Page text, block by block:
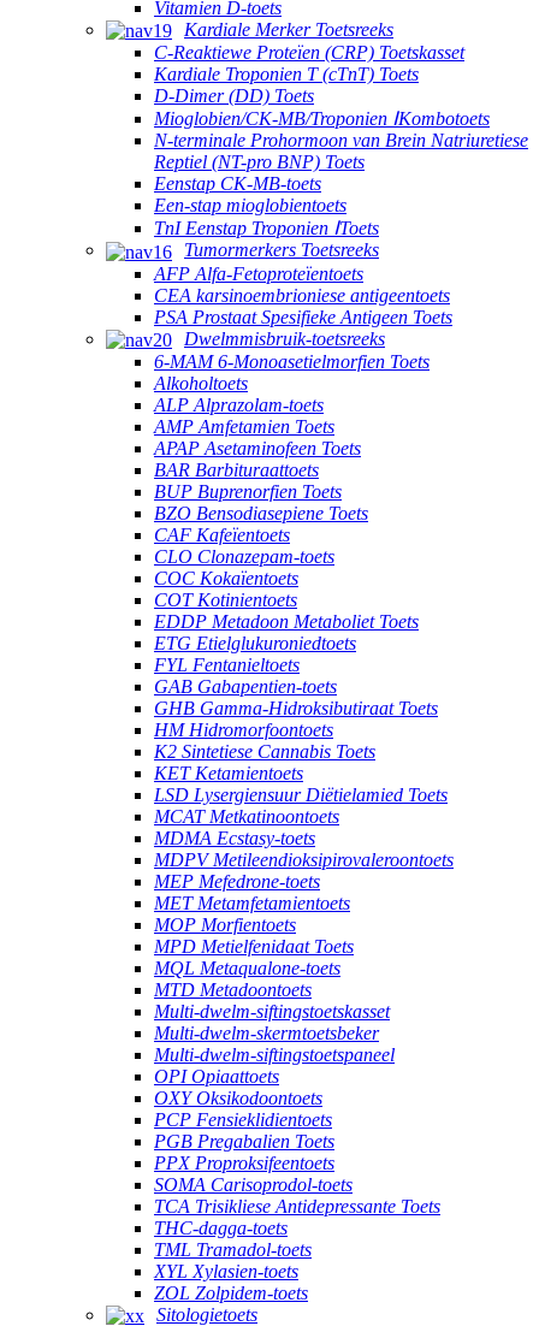
Vitamien D-toets
Kardiale Merker Toetsreeks
C-Reaktiewe Proteïen (CRP) Toetskasset
Kardiale Troponien T (cTnT) Toets
D-Dimer (DD) Toets
Mioglobien/CK-MB/Troponien ⅠKombotoets
N-terminale Prohormoon van Brein Natriuretiese
Reptiel (NT-pro BNP) Toets
Eenstap CK-MB-toets
Een-stap mioglobientoets
TnI Eenstap Troponien ⅠToets
Tumormerkers Toetsreeks
AFP Alfa-Fetoproteïentoets
CEA karsinoembrioniese antigeentoets
PSA Prostaat Spesifieke Antigeen Toets
Dwelmmisbruik-toetsreeks
6-MAM 6-Monoasetielmorfien Toets
Alkoholtoets
ALP Alprazolam-toets
AMP Amfetamien Toets
APAP Asetaminofeen Toets
BAR Barbituraattoets
BUP Buprenorfien Toets
BZO Bensodiasepiene Toets
CAF Kafeïentoets
CLO Clonazepam-toets
COC Kokaïentoets
COT Kotinientoets
EDDP Metadoon Metaboliet Toets
ETG Etielglukuroniedtoets
FYL Fentanieltoets
GAB Gabapentien-toets
GHB Gamma-Hidroksibutiraat Toets
HM Hidromorfoontoets
K2 Sintetiese Cannabis Toets
KET Ketamientoets
LSD Lysergiensuur Diëtielamied Toets
MCAT Metkatinoontoets
MDMA Ecstasy-toets
MDPV Metileendioksipirovaleroontoets
MEP Mefedrone-toets
MET Metamfetamientoets
MOP Morfientoets
MPD Metielfenidaat Toets
MQL Metaqualone-toets
MTD Metadoontoets
Multi-dwelm-siftingstoetskasset
Multi-dwelm-skermtoetsbeker
Multi-dwelm-siftingstoetspaneel
OPI Opiaattoets
OXY Oksikodoontoets
PCP Fensieklidientoets
PGB Pregabalien Toets
PPX Proproksifeentoets
SOMA Carisoprodol-toets
TCA Trisikliese Antidepressante Toets
THC-dagga-toets
TML Tramadol-toets
XYL Xylasien-toets
ZOL Zolpidem-toets
Sitologietoets